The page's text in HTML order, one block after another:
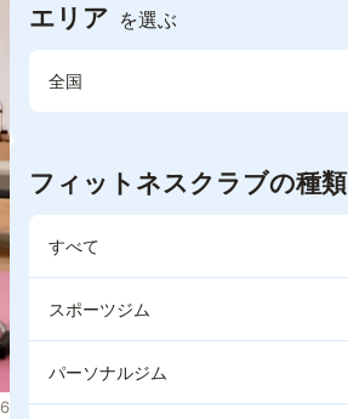
エリア を選ぶ
全国
フィットネスクラブの種類
すべて
スポーツジム
パーソナルジム